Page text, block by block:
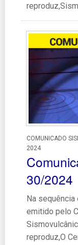
COMUNICADO
2024
30/2024
Na
emitido pelo
reproduz,O